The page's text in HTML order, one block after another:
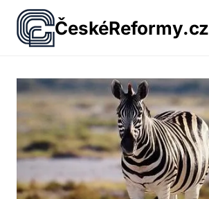
Přeskočit
obsah
ČeskéReformy.cz